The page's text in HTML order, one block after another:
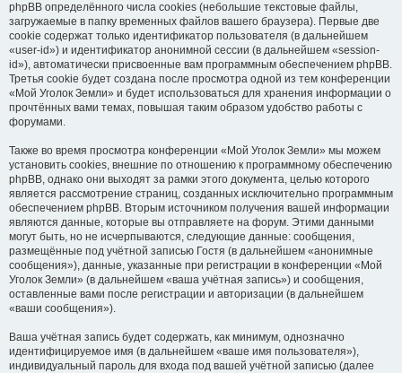
phpBB определённого числа cookies (небольшие текстовые файлы,
загружаемые в папку временных файлов вашего браузера). Первые две
cookie содержат только идентификатор пользователя (в дальнейшем
«user-id») и идентификатор анонимной сессии (в дальнейшем «session-
id»), автоматически присвоенные вам программным обеспечением phpBB.
Третья cookie будет создана после просмотра одной из тем конференции
«Мой Уголок Земли» и будет использоваться для хранения информации о
прочтённых вами темах, повышая таким образом удобство работы с
форумами.
Также во время просмотра конференции «Мой Уголок Земли» мы можем
установить cookies, внешние по отношению к программному обеспечению
phpBB, однако они выходят за рамки этого документа, целью которого
является рассмотрение страниц, созданных исключительно программным
обеспечением phpBB. Вторым источником получения вашей информации
являются данные, которые вы отправляете на форум. Этими данными
могут быть, но не исчерпываются, следующие данные: сообщения,
размещённые под учётной записью Гостя (в дальнейшем «анонимные
сообщения»), данные, указанные при регистрации в конференции «Мой
Уголок Земли» (в дальнейшем «ваша учётная запись») и сообщения,
оставленные вами после регистрации и авторизации (в дальнейшем
«ваши сообщения»).
Ваша учётная запись будет содержать, как минимум, однозначно
идентифицируемое имя (в дальнейшем «ваше имя пользователя»),
индивидуальный пароль для входа под вашей учётной записью (далее